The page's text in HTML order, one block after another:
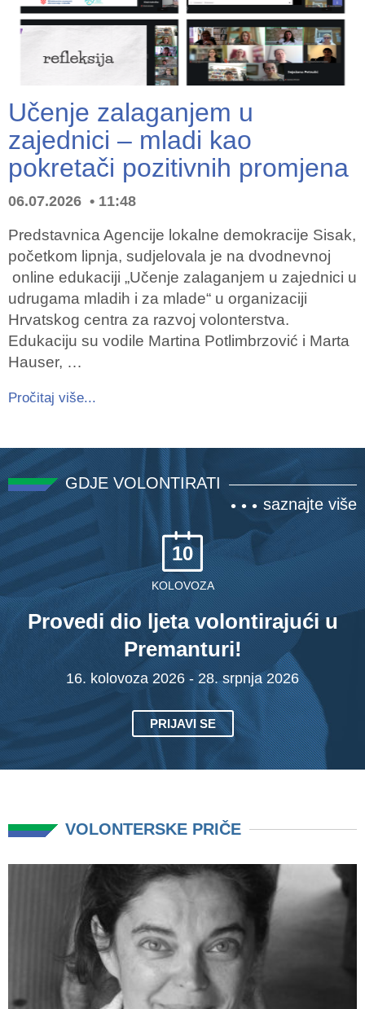
Učenje zalaganjem u
zajednici – mladi kao
pokretači pozitivnih promjena
06.07.2026 11:48
Predstavnica Agencije lokalne demokracije Sisak,
početkom lipnja, sudjelovala je na dvodnevnoj
online edukaciji „Učenje zalaganjem u zajednici u
udrugama mladih i za mlade“ u organizaciji
Hrvatskog centra za razvoj volonterstva.
Edukaciju su vodile Martina Potlimbrzović i Marta
Hauser, …
Pročitaj više...
GDJE VOLONTIRATI
saznajte više
10
KOLOVOZA
Provedi dio ljeta volontirajući u
Premanturi!
16. kolovoza 2026 - 28. srpnja 2026
PRIJAVI SE
VOLONTERSKE PRIČE